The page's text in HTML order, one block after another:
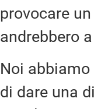
provocare
andrebbero
Noi
di dare una